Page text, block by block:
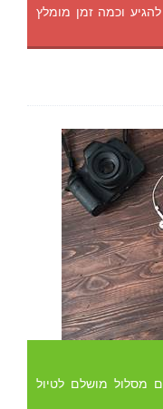
וכמה זמן מומלץ
מסלול מושלם לטיול